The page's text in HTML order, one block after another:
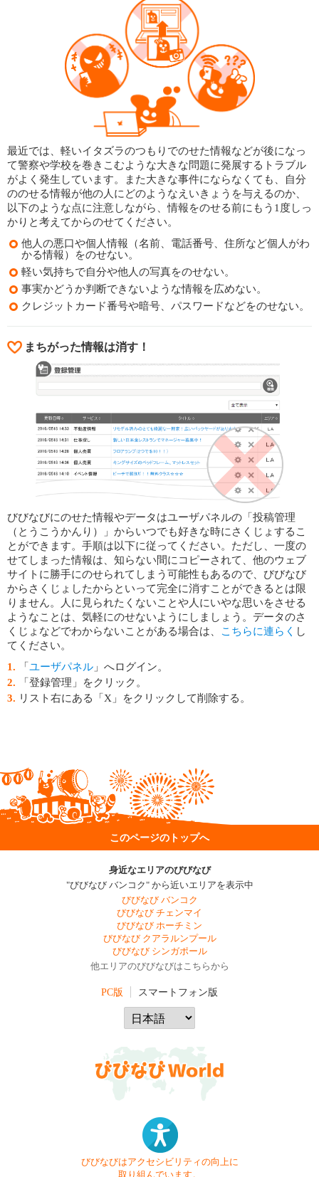
最近では、軽いイタズラのつもりでのせた情報などが後になっ
て警察や学校を巻きこむような大きな問題に発展するトラブル
がよく発生しています。また大きな事件にならなくても、自分
ののせる情報が他の人にどのようなえいきょうを与えるのか、
以下のような点に注意しながら、情報をのせる前にもう1度しっ
かりと考えてからのせてください。
他人の悪口や個人情報（名前、電話番号、住所など個人がわ
かる情報）をのせない。
軽い気持ちで自分や他人の写真をのせない。
事実かどうか判断できないような情報を広めない。
クレジットカード番号や暗号、パスワードなどをのせない。
まちがった情報は消す！
びびなびにのせた情報やデータはユーザパネルの「投稿管理
（とうこうかんり）」からいつでも好きな時にさくじょするこ
とができます。手順は以下に従ってください。ただし、一度の
せてしまった情報は、知らない間にコピーされて、他のウェブ
サイトに勝手にのせられてしまう可能性もあるので、びびなび
からさくじょしたからといって完全に消すことができるとは限
りません。人に見られたくないことや人にいやな思いをさせる
ようなことは、気軽にのせないようにしましょう。データのさ
くじょなどでわからないことがある場合は、
こちらに連らく し
てください。
「 ユーザパネル 」へログイン。
「登録管理」をクリック。
リスト右にある「X」をクリックして削除する。
このページのトップへ
身近なエリアのびびなび
"びびなび バンコク" から近いエリアを表示中
びびなび バンコク
びびなび チェンマイ
びびなび ホーチミン
びびなび クアラルンプール
びびなび シンガポール
他エリアのびびなびはこちらから
PC版 スマートフォン版
びびなびはアクセシビリティの向上に
取り組んでいます。